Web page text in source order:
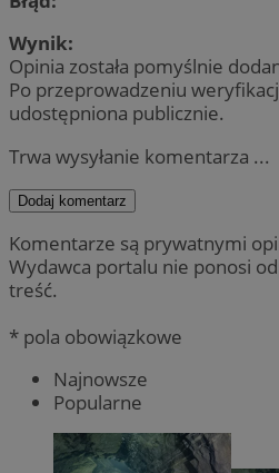
Wynik:
Opinia została pomyślnie
Po przeprowadzeniu
udostępniona publicznie.
Trwa wysyłanie komentarza ...
Dodaj komentarz
Komentarze są prywatnymi
Wydawca portalu nie ponosi
treść.
* pola obowiązkowe
Najnowsze
Popularne